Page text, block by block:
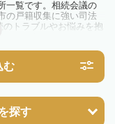
一覧です。相続会議の
の戸籍収集に強い司法
トラブルやお悩みを抱
しょう。
む
探す